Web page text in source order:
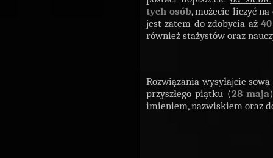
tych osób, możecie liczyć
jest zatem do zdobycia aż
również stażystów oraz
Rozwiązania wysyłajcie
przyszłego piątku (28 maja
imieniem, nazwiskiem oraz